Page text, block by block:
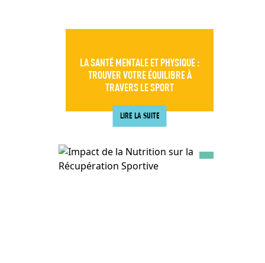
LA SANTÉ MENTALE ET PHYSIQUE :
TROUVER VOTRE ÉQUILIBRE À
TRAVERS LE SPORT
LIRE LA SUITE